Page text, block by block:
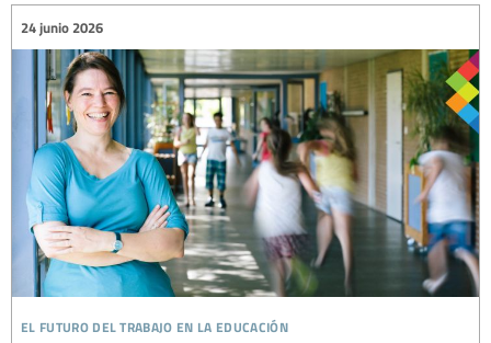
el futuro del trabajo en la educación
24 junio 2026